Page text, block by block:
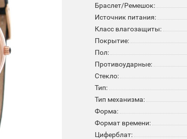
Браслет/Ремешок:
Источник питания:
Класс влагозащиты:
Покрытие:
Пол:
Противоударные:
Стекло:
Тип:
Тип механизма:
Форма:
Формат времени:
Циферблат: